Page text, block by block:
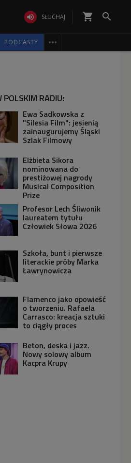
 SŁUCHAJ shopping_cart 
PODCASTY 
POLSKIM RADIU:
Ewa Sadkowska z
"Silesia Film": jesienią
zainaugurujemy Śląski
Szlak Filmowy
Elżbieta Sikora
nominowana do
prestiżowej nagrody
Musical Composition
Prize
Profesor Lech Śliwonik
laureatem tytułu
Człowiek Słowa 2026
Szkoła, bunt i pierwsze
literackie próby Marka
Ławrynowicza
Flamenco jako opowieść
o tworzeniu. Rafaela
Carrasco: kreacja sztuki
to ciągły proces
Beton, deska i jazz.
Nowy solowy album
Kacpra Krupy